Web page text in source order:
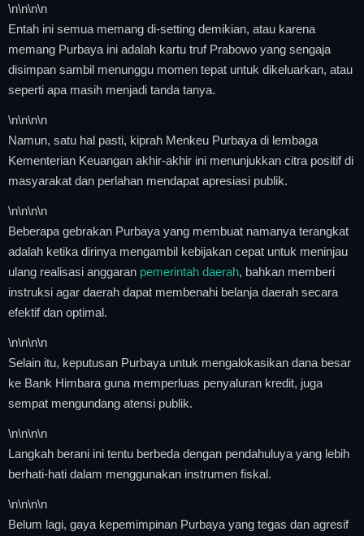
\n\n\n\n
Entah ini semua memang di-setting demikian, atau karena
memang Purbaya ini adalah kartu truf Prabowo yang sengaja
disimpan sambil menunggu momen tepat untuk dikeluarkan, atau
seperti apa masih menjadi tanda tanya.
\n\n\n\n
Namun, satu hal pasti, kiprah Menkeu Purbaya di lembaga
Kementerian Keuangan akhir-akhir ini menunjukkan citra positif di
masyarakat dan perlahan mendapat apresiasi publik.
\n\n\n\n
Beberapa gebrakan Purbaya yang membuat namanya terangkat
adalah ketika dirinya mengambil kebijakan cepat untuk meninjau
ulang realisasi anggaran pemerintah daerah, bahkan memberi
instruksi agar daerah dapat membenahi belanja daerah secara
efektif dan optimal.
\n\n\n\n
Selain itu, keputusan Purbaya untuk mengalokasikan dana besar
ke Bank Himbara guna memperluas penyaluran kredit, juga
sempat mengundang atensi publik.
\n\n\n\n
Langkah berani ini tentu berbeda dengan pendahuluya yang lebih
berhati-hati dalam menggunakan instrumen fiskal.
\n\n\n\n
Belum lagi, gaya kepemimpinan Purbaya yang tegas dan agresif